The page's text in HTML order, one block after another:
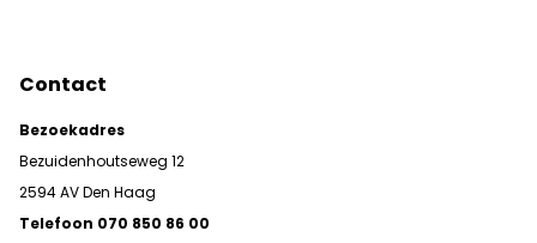
Contact
Bezoekadres
Bezuidenhoutseweg 12
2594 AV Den Haag
Telefoon 070 850 86 00